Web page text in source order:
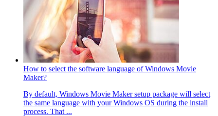
How to select the software language of Windows Movie
Maker?
By default, Windows Movie Maker setup package will select
the same language with your Windows OS during the install
process. That ...